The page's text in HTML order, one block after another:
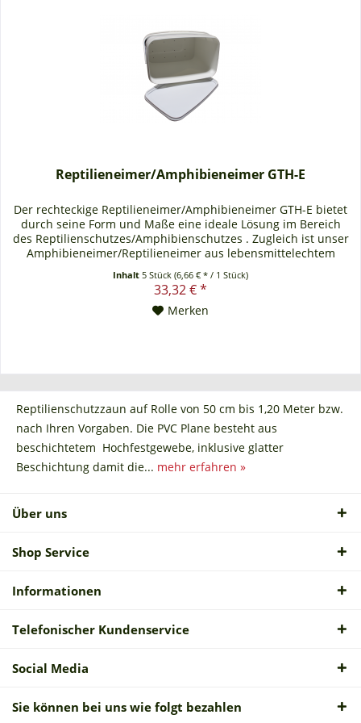
Reptilieneimer/Amphibieneimer GTH-E
Der rechteckige Reptilieneimer/Amphibieneimer GTH-E bietet
durch seine Form und Maße eine ideale Lösung im Bereich
des Reptilienschutzes/Amphibienschutzes . Zugleich ist unser
Amphibieneimer/Reptilieneimer aus lebensmittelechtem
kommen die auf Wunsch gefertigten
Entwässerungsöffnungen, die das Ablaufen und Absickern...
Inhalt 5 Stück(6,66 € * / 1 Stück)
33,32 € *
Merken
Reptilienschutzzaun auf Rolle von 50 cm bis 1,20 Meter bzw.
nach Ihren Vorgaben. Die PVC Plane besteht aus
beschichtetem Hochfestgewebe, inklusive glatter
Beschichtung damit die... mehr erfahren »
Über uns
Shop Service
Informationen
Telefonischer Kundenservice
Social Media
Sie können bei uns wie folgt bezahlen